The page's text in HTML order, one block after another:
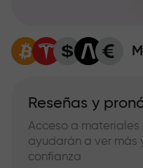
Reseñas y
Acceso a
ayudarán a ver más
confianza